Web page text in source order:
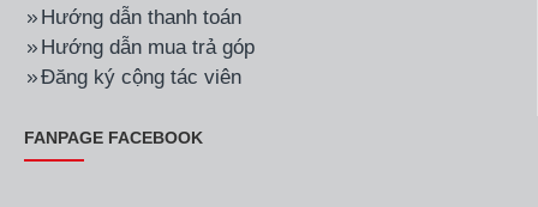
Hướng dẫn thanh toán
Hướng dẫn mua trả góp
Đăng ký cộng tác viên
FANPAGE FACEBOOK